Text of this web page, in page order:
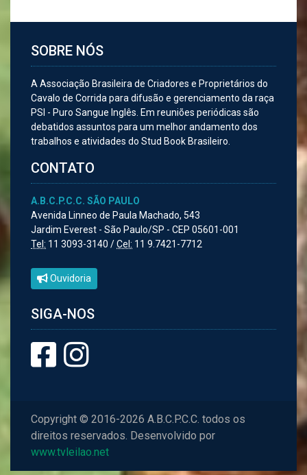
SOBRE NÓS
A Associação Brasileira de Criadores e Proprietários do
Cavalo de Corrida para difusão e gerenciamento da raça
PSI - Puro Sangue Inglês. Em reuniões periódicas são
debatidos assuntos para um melhor andamento dos
trabalhos e atividades do Stud Book Brasileiro.
CONTATO
A.B.C.P.C.C. SÃO PAULO
Avenida Linneo de Paula Machado, 543
Jardim Everest - São Paulo/SP - CEP 05601-001
Tel: 11 3093-3140 /Cel: 11 9.7421-7712
Ouvidoria
SIGA-NOS
Copyright © 2016-2026 A.B.C.P.C.C. todos os
direitos reservados. Desenvolvido por
www.tvleilao.net